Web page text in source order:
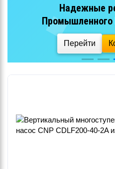
Перейти